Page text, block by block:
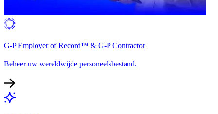
G-P Employer of Record™ & G-P Contractor​​
Beheer uw wereldwijde personeelsbestand.​​